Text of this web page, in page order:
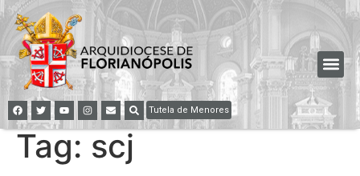
Tutela de Menores
Tag: scj